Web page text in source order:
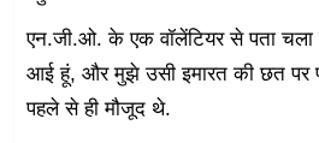
एन.जी.ओ. के एक वॉलेंटियर से पता
आई हूं, और मुझे उसी इमारत की छत पर
पहले से ही मौजूद थे.